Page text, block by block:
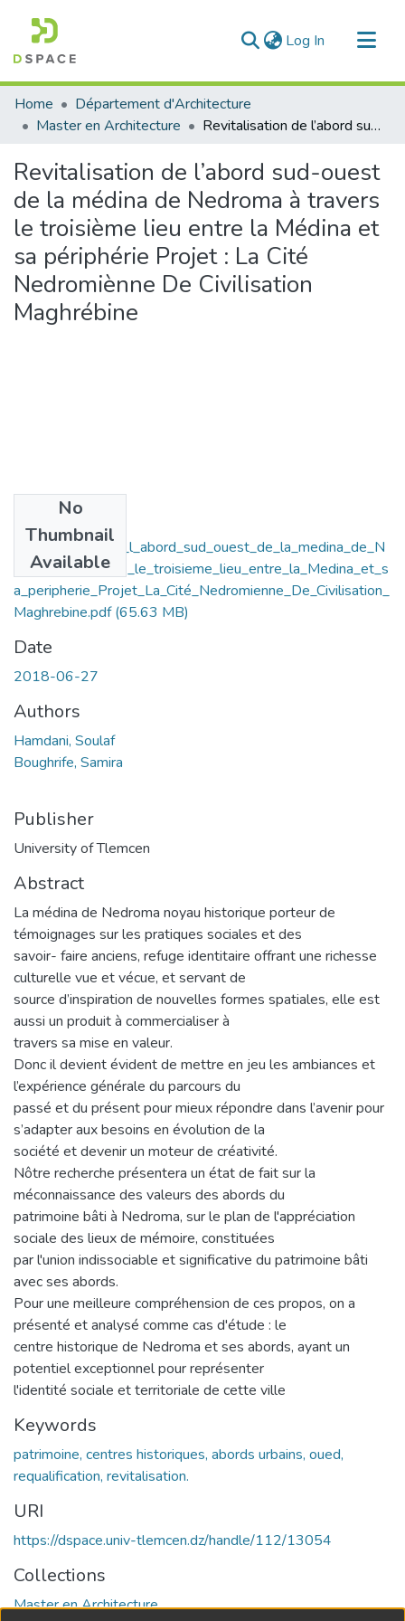
Log In (current)
Communities & Collections
All of DSpace
Home
Département d'Architecture
Master en Architecture
Revitalisation de l’abord sud-ouest de la médina de Nedroma à travers le troisième lieu entre la Médina et sa périphérie Projet : La Cité Nedromiènne De Civilisation Maghrébine
Revitalisation de l’abord sud-ouest
de la médina de Nedroma à travers
le troisième lieu entre la Médina et
sa périphérie Projet : La Cité
Nedromiènne De Civilisation
Maghrébine
No
Thumbnail
Available
Revitalisation_de_l_abord_sud_ouest_de_la_medina_de_N
edroma_a_travers_le_troisieme_lieu_entre_la_Medina_et_s
a_peripherie_Projet_La_Cité_Nedromienne_De_Civilisation_
Maghrebine.pdf(65.63 MB)
Date
2018-06-27
Authors
Hamdani, Soulaf
Boughrife, Samira
Publisher
University of Tlemcen
Abstract
La médina de Nedroma noyau historique porteur de
témoignages sur les pratiques sociales et des
savoir- faire anciens, refuge identitaire offrant une richesse
culturelle vue et vécue, et servant de
source d’inspiration de nouvelles formes spatiales, elle est
aussi un produit à commercialiser à
travers sa mise en valeur.
Donc il devient évident de mettre en jeu les ambiances et
l’expérience générale du parcours du
passé et du présent pour mieux répondre dans l’avenir pour
s’adapter aux besoins en évolution de la
société et devenir un moteur de créativité.
Nôtre recherche présentera un état de fait sur la
méconnaissance des valeurs des abords du
patrimoine bâti à Nedroma, sur le plan de l'appréciation
sociale des lieux de mémoire, constituées
par l'union indissociable et significative du patrimoine bâti
avec ses abords.
Pour une meilleure compréhension de ces propos, on a
présenté et analysé comme cas d'étude : le
centre historique de Nedroma et ses abords, ayant un
potentiel exceptionnel pour représenter
l'identité sociale et territoriale de cette ville
Keywords
patrimoine, centres historiques, abords urbains, oued,
requalification, revitalisation.
URI
https://dspace.univ-tlemcen.dz/handle/112/13054
Collections
Master en Architecture